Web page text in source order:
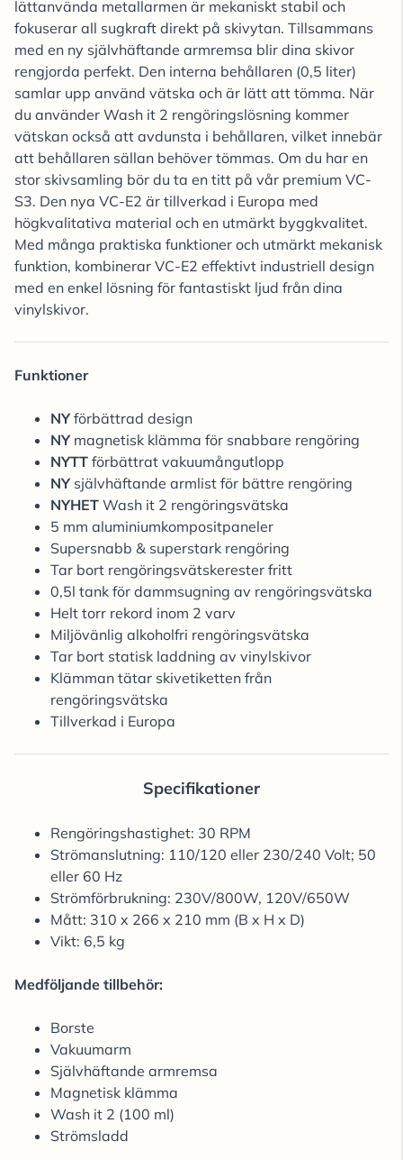
lättanvända metallarmen är mekaniskt stabil och
fokuserar all sugkraft direkt på skivytan. Tillsammans
med en ny självhäftande armremsa blir dina skivor
rengjorda perfekt. Den interna behållaren (0,5 liter)
samlar upp använd vätska och är lätt att tömma. När
du använder Wash it 2 rengöringslösning kommer
vätskan också att avdunsta i behållaren, vilket innebär
att behållaren sällan behöver tömmas. Om du har en
stor skivsamling bör du ta en titt på vår premium VC-
S3. Den nya VC-E2 är tillverkad i Europa med
högkvalitativa material och en utmärkt byggkvalitet.
Med många praktiska funktioner och utmärkt mekanisk
funktion, kombinerar VC-E2 effektivt industriell design
med en enkel lösning för fantastiskt ljud från dina
vinylskivor.
Funktioner
NY förbättrad design
NY magnetisk klämma för snabbare rengöring
NYTT förbättrat vakuumångutlopp
NY självhäftande armlist för bättre rengöring
NYHET Wash it 2 rengöringsvätska
5 mm aluminiumkompositpaneler
Supersnabb & superstark rengöring
Tar bort rengöringsvätskerester fritt
0,5l tank för dammsugning av rengöringsvätska
Helt torr rekord inom 2 varv
Miljövänlig alkoholfri rengöringsvätska
Tar bort statisk laddning av vinylskivor
Klämman tätar skivetiketten från
rengöringsvätska
Tillverkad i Europa
Specifikationer
Rengöringshastighet: 30 RPM
Strömanslutning: 110/120 eller 230/240 Volt; 50
eller 60 Hz
Strömförbrukning: 230V/800W, 120V/650W
Mått: 310 x 266 x 210 mm (B x H x D)
Vikt: 6,5 kg
Medföljande tillbehör:
Borste
Vakuumarm
Självhäftande armremsa
Magnetisk klämma
Wash it 2 (100 ml)
Strömsladd